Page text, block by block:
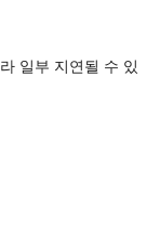
일부 지연될 수 있